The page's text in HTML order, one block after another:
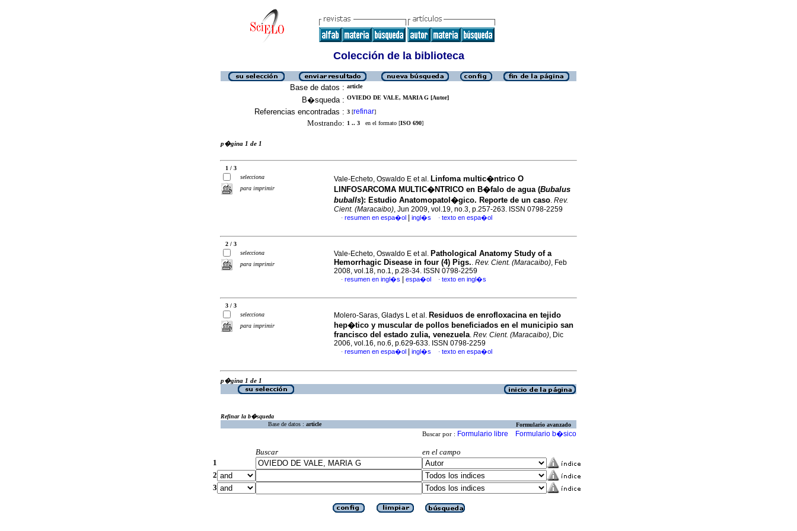
Colección de la biblioteca
Base de datos : article
B�squeda : OVIEDO DE VALE, MARIA G [Autor]
Referencias encontradas : 3 [refinar]
Mostrando: 1 .. 3 en el formato [ISO 690]
p�gina 1 de 1
1 / 3
selecciona
para imprimir
Vale-Echeto, Oswaldo E et al. Linfoma multic�ntrico O
LINFOSARCOMA MULTIC�NTRICO en B�falo de agua (Bubalus
bubalIs): Estudio Anatomopatol�gico. Reporte de un caso. Rev.
Cient. (Maracaibo), Jun 2009, vol.19, no.3, p.257-263. ISSN 0798-2259
· resumen en espa�ol ingl�s · texto en espa�ol
2 / 3
selecciona
para imprimir
Vale-Echeto, Oswaldo E et al. Pathological Anatomy Study of a
Hemorrhagic Disease in four (4) Pigs.. Rev. Cient. (Maracaibo), Feb
2008, vol.18, no.1, p.28-34. ISSN 0798-2259
· resumen en ingl�s espa�ol · texto en ingl�s
3 / 3
selecciona
para imprimir
Molero-Saras, Gladys L et al. Residuos de enrofloxacina en tejido
hep�tico y muscular de pollos beneficiados en el municipio san
francisco del estado zulia, venezuela. Rev. Cient. (Maracaibo), Dic
2006, vol.16, no.6, p.629-633. ISSN 0798-2259
· resumen en espa�ol ingl�s · texto en espa�ol
p�gina 1 de 1
Refinar la b�squeda
Base de datos : article Formulario avanzado
Buscar por : Formulario libre Formulario b�sico
Buscar
en el campo
1
2
3